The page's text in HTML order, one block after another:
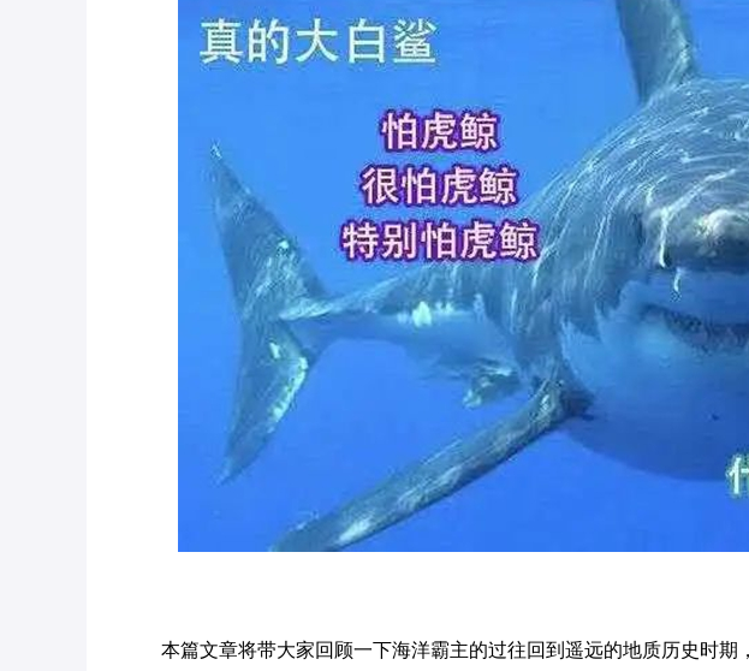
本篇文章将带大家回顾一下海洋霸主的过往回到遥远的地质历史时